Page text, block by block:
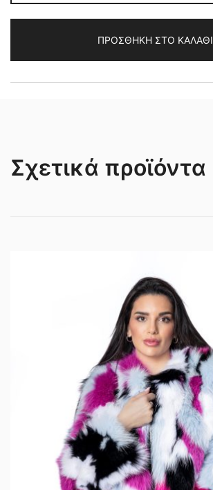
ΜΠΟΥΦΑΝ
ποσότητα
ΠΡΟΣΘΉΚΗ ΣΤΟ ΚΑΛΆΘΙ
Σχετικά προϊόντα